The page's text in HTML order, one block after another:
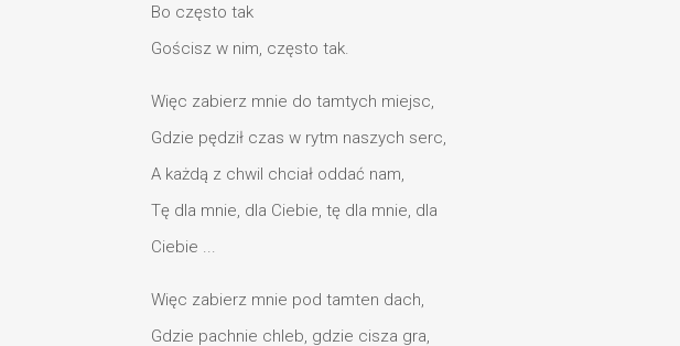
Bo często tak
Gościsz w nim, często tak.
Więc zabierz mnie do tamtych miejsc,
Gdzie pędził czas w rytm naszych serc,
A każdą z chwil chciał oddać nam,
Tę dla mnie, dla Ciebie, tę dla mnie, dla
Ciebie ...
Więc zabierz mnie pod tamten dach,
Gdzie pachnie chleb, gdzie cisza gra,